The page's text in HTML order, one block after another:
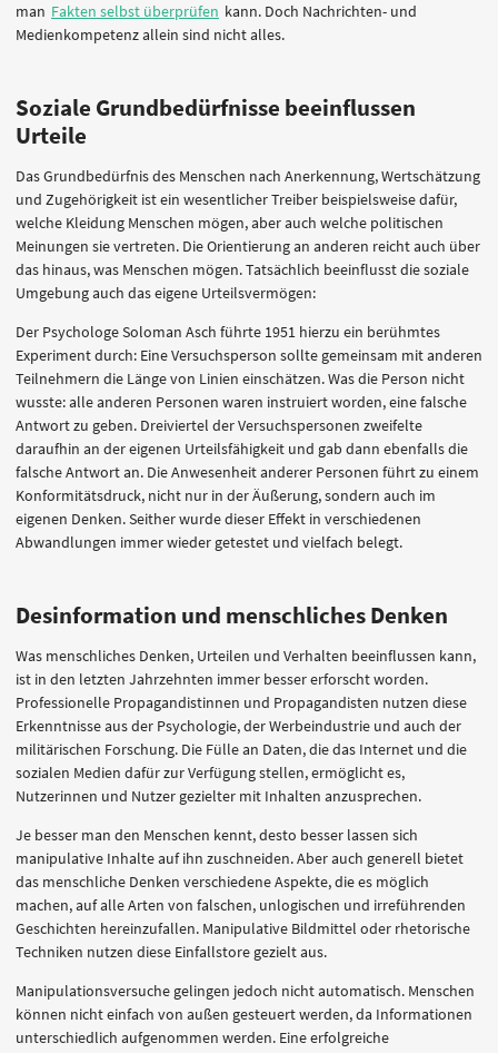
man Fakten selbst überprüfen kann. Doch Nachrichten- und
Medienkompetenz allein sind nicht alles.
Soziale Grundbedürfnisse beeinflussen
Urteile
Das Grundbedürfnis des Menschen nach Anerkennung, Wertschätzung
und Zugehörigkeit ist ein wesentlicher Treiber beispielsweise dafür,
welche Kleidung Menschen mögen, aber auch welche politischen
Meinungen sie vertreten. Die Orientierung an anderen reicht auch über
das hinaus, was Menschen mögen. Tatsächlich beeinflusst die soziale
Umgebung auch das eigene Urteilsvermögen:
Der Psychologe Soloman Asch führte 1951 hierzu ein berühmtes
Experiment durch: Eine Versuchsperson sollte gemeinsam mit anderen
Teilnehmern die Länge von Linien einschätzen. Was die Person nicht
wusste: alle anderen Personen waren instruiert worden, eine falsche
Antwort zu geben. Dreiviertel der Versuchspersonen zweifelte
daraufhin an der eigenen Urteilsfähigkeit und gab dann ebenfalls die
falsche Antwort an. Die Anwesenheit anderer Personen führt zu einem
Konformitätsdruck, nicht nur in der Äußerung, sondern auch im
eigenen Denken. Seither wurde dieser Effekt in verschiedenen
Abwandlungen immer wieder getestet und vielfach belegt.
Desinformation und menschliches Denken
Was menschliches Denken, Urteilen und Verhalten beeinflussen kann,
ist in den letzten Jahrzehnten immer besser erforscht worden.
Professionelle Propagandistinnen und Propagandisten nutzen diese
Erkenntnisse aus der Psychologie, der Werbeindustrie und auch der
militärischen Forschung. Die Fülle an Daten, die das Internet und die
sozialen Medien dafür zur Verfügung stellen, ermöglicht es,
Nutzerinnen und Nutzer gezielter mit Inhalten anzusprechen.
Je besser man den Menschen kennt, desto besser lassen sich
manipulative Inhalte auf ihn zuschneiden. Aber auch generell bietet
das menschliche Denken verschiedene Aspekte, die es möglich
machen, auf alle Arten von falschen, unlogischen und irreführenden
Geschichten hereinzufallen. Manipulative Bildmittel oder rhetorische
Techniken nutzen diese Einfallstore gezielt aus.
Manipulationsversuche gelingen jedoch nicht automatisch. Menschen
können nicht einfach von außen gesteuert werden, da Informationen
unterschiedlich aufgenommen werden. Eine erfolgreiche